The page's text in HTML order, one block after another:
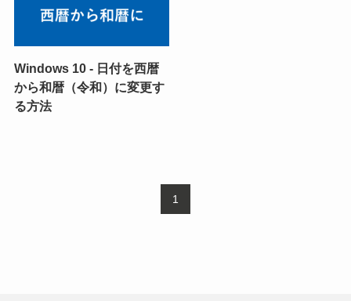
Windows 10 - 日付を西暦
から和暦（令和）に変更す
る方法
1